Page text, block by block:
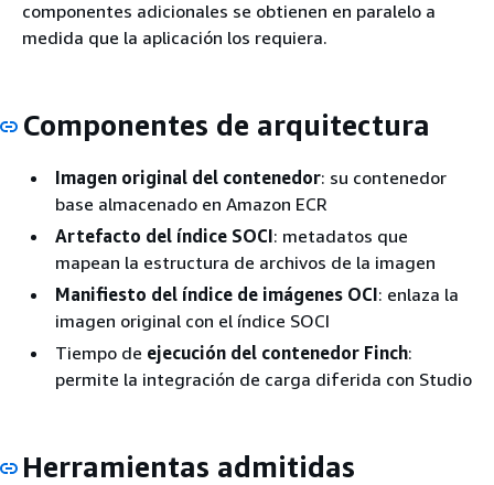
componentes adicionales se obtienen en paralelo a
medida que la aplicación los requiera.
Componentes de arquitectura
Imagen original del contenedor: su contenedor
base almacenado en Amazon ECR
Artefacto del índice SOCI: metadatos que
mapean la estructura de archivos de la imagen
Manifiesto del índice de imágenes OCI: enlaza la
imagen original con el índice SOCI
Tiempo de ejecución del contenedor Finch:
permite la integración de carga diferida con Studio
Herramientas admitidas